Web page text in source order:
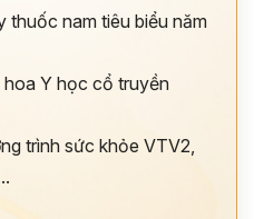
thuốc nam tiêu biểu năm
hoa Y học cổ truyền
trình sức khỏe VTV2,